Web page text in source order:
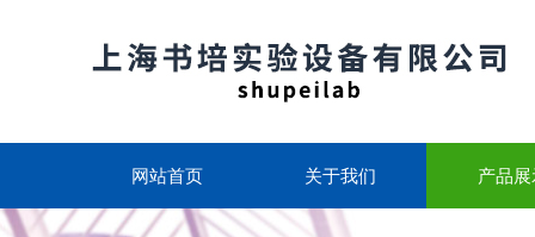
网站首页 关于我们 产品